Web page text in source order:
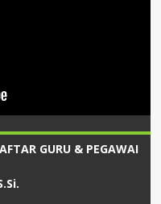
GURU & PEGAWAI